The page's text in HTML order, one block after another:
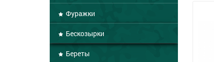
Фуражки
Бескозырки
Береты